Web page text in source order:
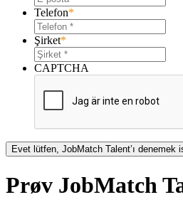
Telefon*
Şirket*
CAPTCHA
Prøv JobMatch